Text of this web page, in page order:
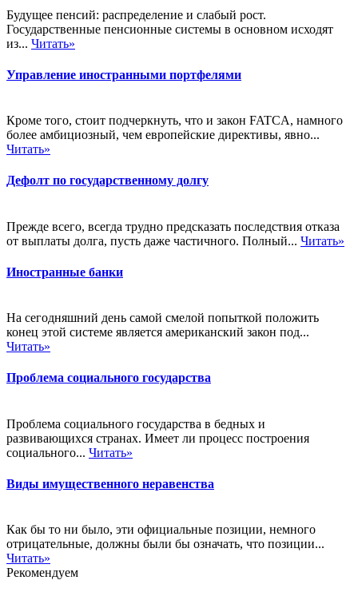
Будущее пенсий: распределение и слабый рост.
Государственные пенсионные системы в основном исходят
из... Читать»
Управление иностранными портфелями
Кроме того, стоит подчеркнуть, что и закон FATCA, намного
более амбициозный, чем европейские директивы, явно...
Читать»
Дефолт по государственному долгу
Прежде всего, всегда трудно предсказать последствия отказа
от выплаты долга, пусть даже частичного. Полный... Читать»
Иностранные банки
На сегодняшний день самой смелой попыткой положить
конец этой системе является американский закон под...
Читать»
Проблема социального государства
Проблема социального государства в бедных и
развивающихся странах. Имеет ли процесс построения
социального... Читать»
Виды имущественного неравенства
Как бы то ни было, эти официальные позиции, немного
отрицательные, должны были бы означать, что позиции...
Читать»
Рекомендуем